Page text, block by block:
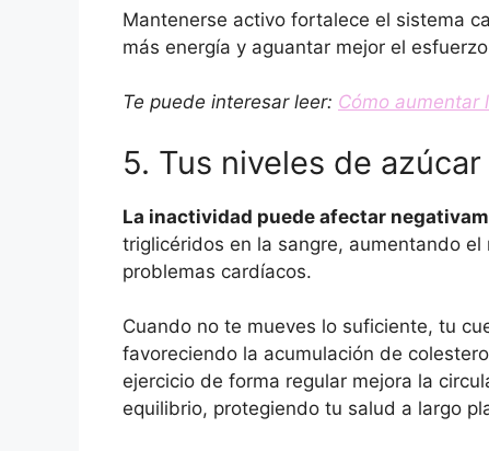
Mantenerse activo fortalece el sistema
más energía y aguantar mejor el
Te puede interesar leer: Cómo aumentar
5. Tus niveles de
La inactividad puede afectar
triglicéridos en la sangre, aumentando
problemas cardíacos.
Cuando no te mueves lo suficiente, tu
favoreciendo la acumulación de
ejercicio de forma regular mejora la
equilibrio, protegiendo tu salud a largo